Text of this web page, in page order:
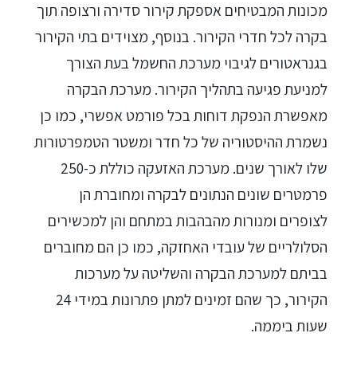
מכונות המבטיחים אספקת קירור סדירה ורצופה תוך
בקרה לכל חדרי הקירור. בנוסף, מצוידים בתי הקירור
בגנראטורים לגיבוי מערכת החשמל בעת הצורך
למניעת פגיעה בתהליך הקירור. מערכת הבקרה
מאפשרת הנפקת דוחות בכל פורמט אפשרי, כמו כן
נשמרת ההיסטוריה של כל חדר ומשטר הטמפרטורות
שלו לאורך שנים. מערכת האזעקה כוללת כ-250
פרמטרים שונים הנתונים לבקרה ומחוברת הן
לצופרים ומנורות מהבהבות במתחם והן למכשירים
הסלולריים של עובדי האחזקה, כמו כן הם מחוברים
בביתם למערכת הבקרה והשליטה על מערכות
הקירור, כך שהם זמינים למתן פתרונות במידי 24
שעות ביממה.